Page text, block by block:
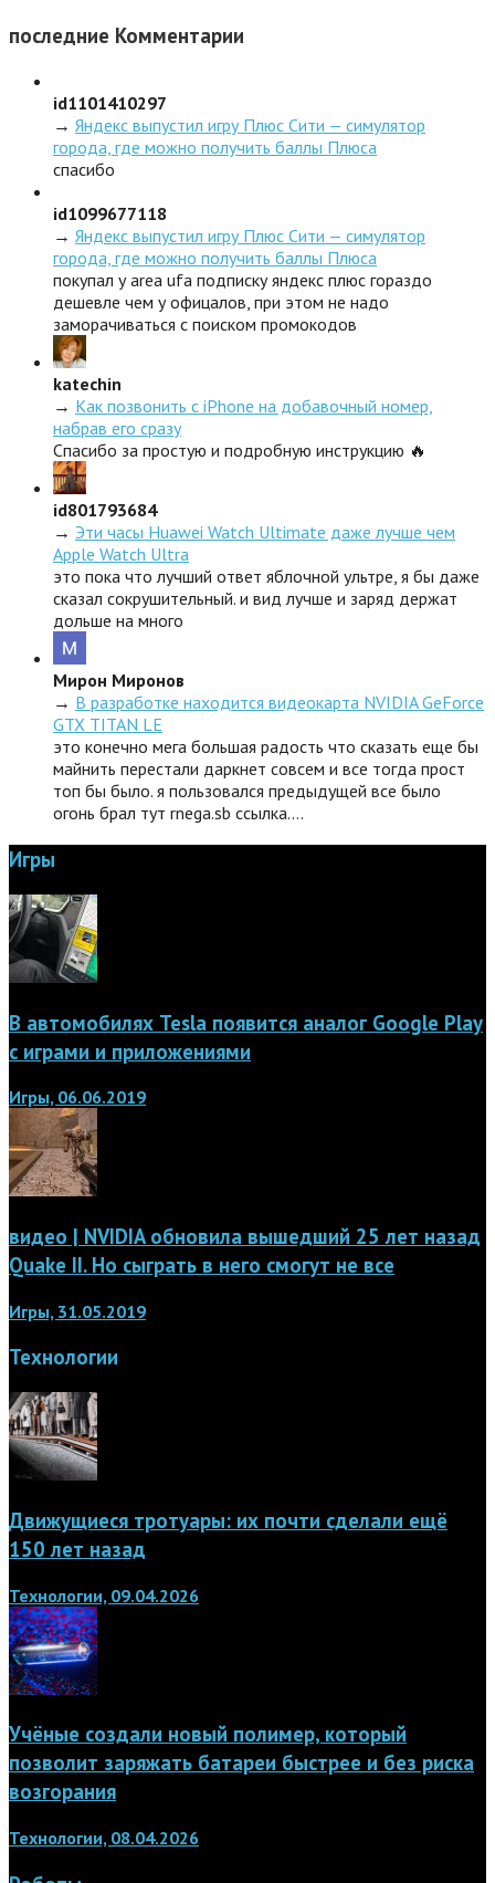
последние Комментарии
id1101410297
→ Яндекс выпустил игру Плюс Сити — симулятор
города, где можно получить баллы Плюса
спасибо
id1099677118
→ Яндекс выпустил игру Плюс Сити — симулятор
города, где можно получить баллы Плюса
покупал у area ufa подписку яндекс плюс гораздо
дешевле чем у офицалов, при этом не надо
заморачиваться с поиском промокодов
katechin
→ Как позвонить с iPhone на добавочный номер,
набрав его сразу
Спасибо за простую и подробную инструкцию 🔥
id801793684
→ Эти часы Huawei Watch Ultimate даже лучше чем
Apple Watch Ultra
это пока что лучший ответ яблочной ультре, я бы даже
сказал сокрушительный. и вид лучше и заряд держат
дольше на много
Мирон Миронов
→ В разработке находится видеокарта NVIDIA GeForce
GTX TITAN LE
это конечно мега большая радость что сказать еще бы
майнить перестали даркнет совсем и все тогда прост
топ бы было. я пользовался предыдущей все было
огонь брал тут rnega.sb ссылка.…
Игры
В автомобилях Tesla появится аналог Google Play
с играми и приложениями
Игры, 06.06.2019
видео | NVIDIA обновила вышедший 25 лет назад
Quake II. Но сыграть в него смогут не все
Игры, 31.05.2019
Технологии
Движущиеся тротуары: их почти сделали ещё
150 лет назад
Технологии, 09.04.2026
Учёные создали новый полимер, который
позволит заряжать батареи быстрее и без риска
возгорания
Технологии, 08.04.2026